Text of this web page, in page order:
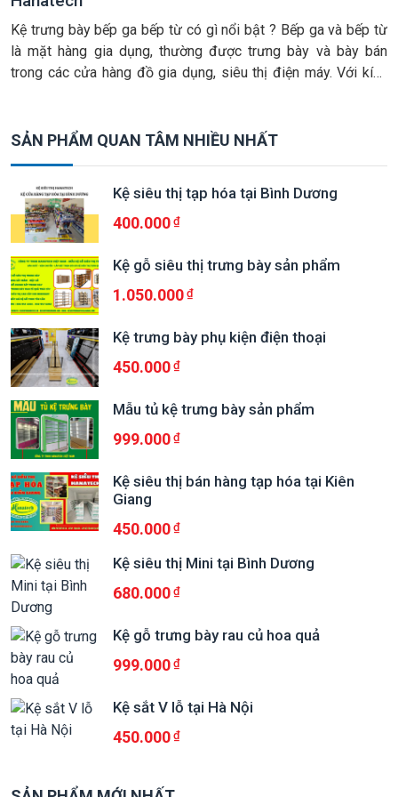
Kệ trưng bày bếp ga bếp từ có gì nổi bật ? Bếp ga và bếp từ
là mặt hàng gia dụng, thường được trưng bày và bày bán
trong các cửa hàng đồ gia dụng, siêu thị điện máy. Với kích
SẢN PHẨM QUAN TÂM NHIỀU NHẤT
Kệ siêu thị tạp hóa tại Bình Dương
400.000
Kệ gỗ siêu thị trưng bày sản phẩm
1.050.000
Kệ trưng bày phụ kiện điện thoại
450.000
Mẫu tủ kệ trưng bày sản phẩm
999.000
Kệ siêu thị bán hàng tạp hóa tại Kiên
Giang
450.000
Kệ siêu thị Mini tại Bình Dương
680.000
Kệ gỗ trưng bày rau củ hoa quả
999.000
Kệ sắt V lỗ tại Hà Nội
450.000